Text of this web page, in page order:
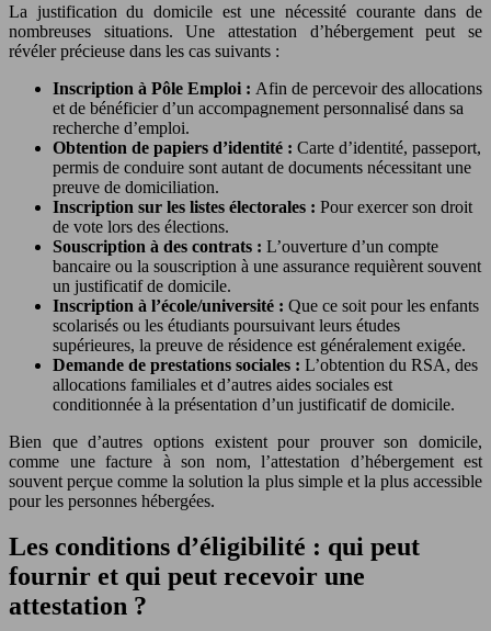
La justification du domicile est une nécessité courante dans de
nombreuses situations. Une attestation d’hébergement peut se
révéler précieuse dans les cas suivants :
Inscription à Pôle Emploi : Afin de percevoir des allocations
et de bénéficier d’un accompagnement personnalisé dans sa
recherche d’emploi.
Obtention de papiers d’identité : Carte d’identité, passeport,
permis de conduire sont autant de documents nécessitant une
preuve de domiciliation.
Inscription sur les listes électorales : Pour exercer son droit
de vote lors des élections.
Souscription à des contrats : L’ouverture d’un compte
bancaire ou la souscription à une assurance requièrent souvent
un justificatif de domicile.
Inscription à l’école/université : Que ce soit pour les enfants
scolarisés ou les étudiants poursuivant leurs études
supérieures, la preuve de résidence est généralement exigée.
Demande de prestations sociales : L’obtention du RSA, des
allocations familiales et d’autres aides sociales est
conditionnée à la présentation d’un justificatif de domicile.
Bien que d’autres options existent pour prouver son domicile,
comme une facture à son nom, l’attestation d’hébergement est
souvent perçue comme la solution la plus simple et la plus accessible
pour les personnes hébergées.
Les conditions d’éligibilité : qui peut
fournir et qui peut recevoir une
attestation ?